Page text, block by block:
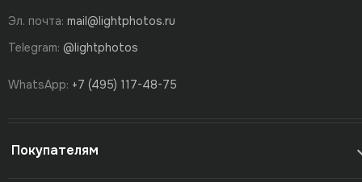
Эл. почта: mail@lightphotos.ru
Telegram: @lightphotos
WhatsApp: +7 (495) 117-48-75
Покупателям